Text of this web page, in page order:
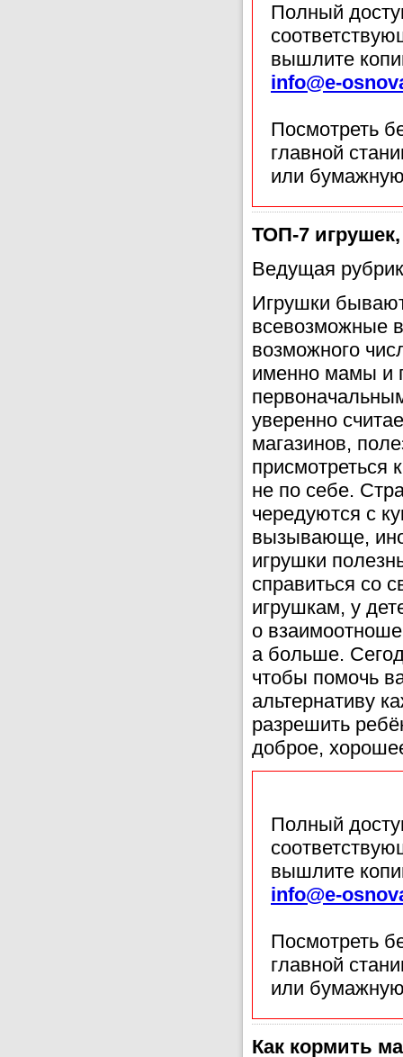
Полный
вышлите
info@e-
Посмотреть
главной
или
ТОП-7
Ведущая
Игрушки
всевозможные
возможного
именно мамы и
уверенно
магазинов,
присмотреться
не по себе.
чередуются с
вызывающе,
игрушки
справиться со
игрушкам, у
о
а больше.
чтобы помочь
альтернативу
разрешить
доброе,
Полный
вышлите
info@e-
Посмотреть
главной
или
Как кормить